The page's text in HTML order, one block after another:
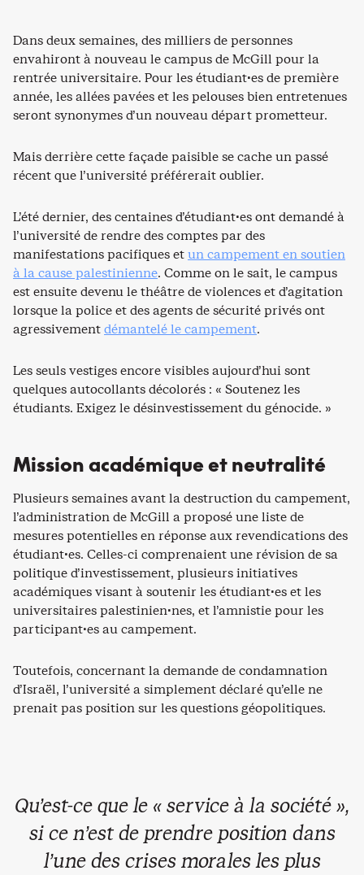
Dans deux semaines, des milliers de personnes
envahiront à nouveau le campus de McGill pour la
rentrée universitaire. Pour les étudiant·es de première
année, les allées pavées et les pelouses bien entretenues
seront synonymes d’un nouveau départ prometteur.
Mais derrière cette façade paisible se cache un passé
récent que l’université préférerait oublier.
L’été dernier, des centaines d’étudiant·es ont demandé à
l’université de rendre des comptes par des
manifestations pacifiques etun campement en soutien
à la cause palestinienne. Comme on le sait, le campus
est ensuite devenu le théâtre de violences et d’agitation
lorsque la police et des agents de sécurité privés ont
agressivementdémantelé le campement.
Les seuls vestiges encore visibles aujourd’hui sont
quelques autocollants décolorés : « Soutenez les
étudiants. Exigez le désinvestissement du génocide. »
Mission académique et neutralité
Plusieurs semaines avant la destruction du campement,
l’administration de McGill a proposé une liste de
mesures potentielles en réponse aux revendications des
étudiant·es. Celles-ci comprenaient une révision de sa
politique d’investissement, plusieurs initiatives
académiques visant à soutenir les étudiant·es et les
universitaires palestinien·nes, et l’amnistie pour les
participant·es au campement.
Toutefois, concernant la demande de condamnation
d’Israël, l’université a simplement déclaré qu’elle ne
prenait pas position sur les questions géopolitiques.
Qu’est-ce que le « service à la société »,
si ce n’est de prendre position dans
l’une des crises morales les plus